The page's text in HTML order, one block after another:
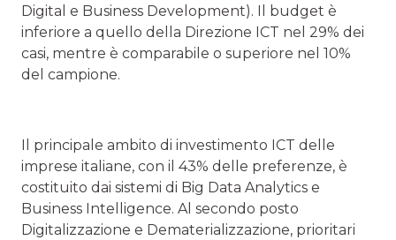
Digital e Business Development). Il budget è
inferiore a quello della Direzione ICT nel 29% dei
casi, mentre è comparabile o superiore nel 10%
del campione.
Il principale ambito di investimento ICT delle
imprese italiane, con il 43% delle preferenze, è
costituito dai sistemi di Big Data Analytics e
Business Intelligence. Al secondo posto
Digitalizzazione e Dematerializzazione, prioritari